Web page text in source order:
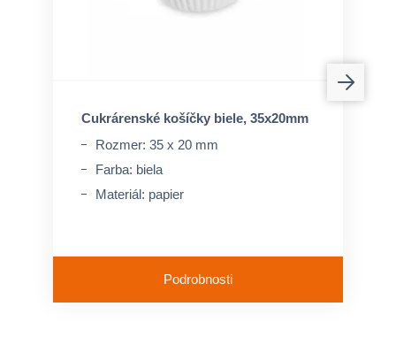
Cukrárenské košíčky biele, 35x20mm
Rozmer: 35 x 20 mm
Farba: biela
Materiál: papier
Podrobnosti